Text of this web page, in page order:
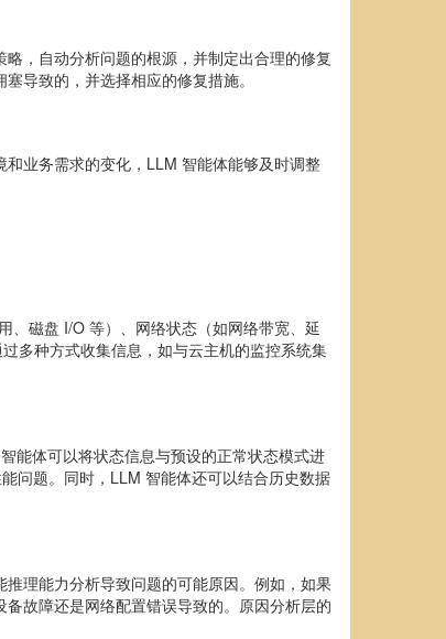
，自动分析问题的根源，并制定出合理的修复
导致的，并选择相应的修复措施。
业务需求的变化，LLM 智能体能够及时调整
、磁盘 I/O 等）、网络状态（如网络带宽、延
多种方式收集信息，如与云主机的监控系统集
能体可以将状态信息与预设的正常状态模式进
问题。同时，LLM 智能体还可以结合历史数据
理能力分析导致问题的可能原因。例如，如果
故障还是网络配置错误导致的。原因分析层的